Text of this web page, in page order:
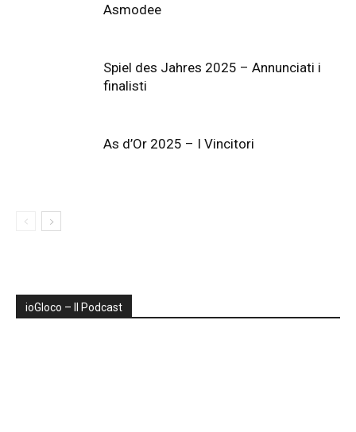
Asmodee
Spiel des Jahres 2025 – Annunciati i
finalisti
As d’Or 2025 – I Vincitori
ioGIoco – Il Podcast